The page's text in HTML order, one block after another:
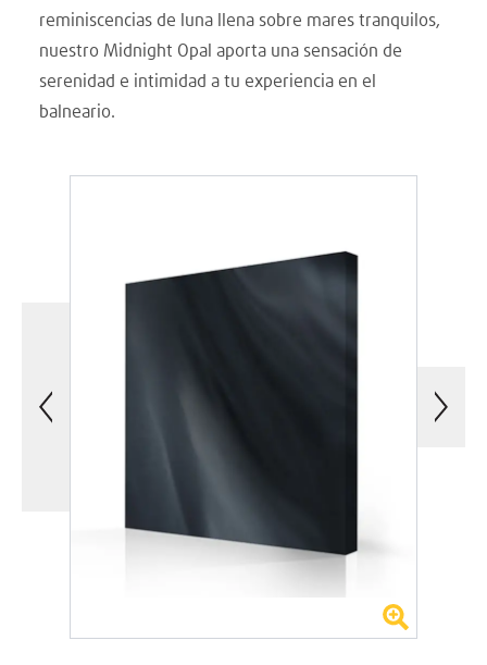
reminiscencias de luna llena sobre mares tranquilos,
nuestro Midnight Opal aporta una sensación de
serenidad e intimidad a tu experiencia en el
balneario.